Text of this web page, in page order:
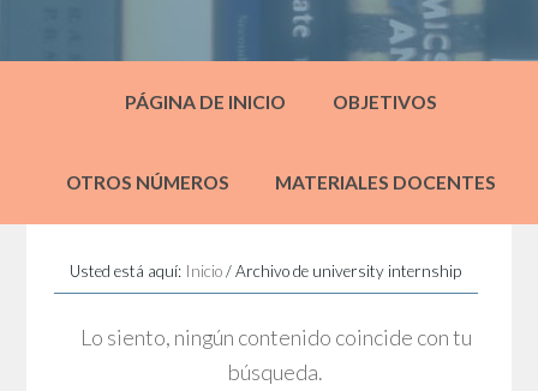
PÁGINA DE INICIO OBJETIVOS
OTROS NÚMEROS MATERIALES DOCENTES
Usted está aquí: Inicio /Archivo de university internship
Lo siento, ningún contenido coincide con tu
búsqueda.